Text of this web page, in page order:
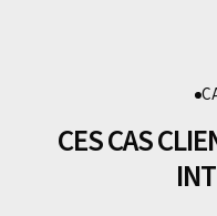
CES CAS